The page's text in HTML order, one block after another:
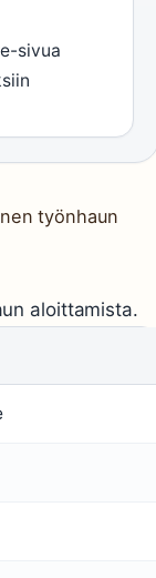
sivua
työnhaun
aloittamista.